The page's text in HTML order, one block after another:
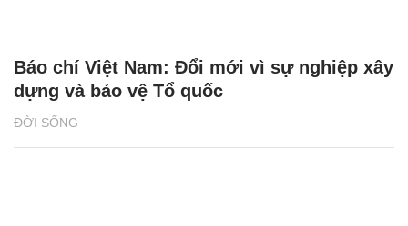
ĐỜI SỐNG
Báo chí Việt Nam: Đổi mới vì sự nghiệp xây
dựng và bảo vệ Tổ quốc